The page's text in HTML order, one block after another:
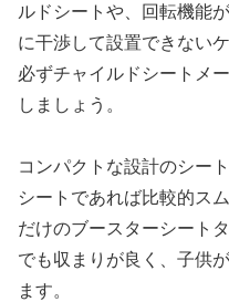
ルドシートや、回転機能
に干渉して設置できない
必ずチャイルドシートメ
しましょう。
コンパクトな設計のシー
シートであれば比較的ス
だけのブースターシート
でも収まりが良く、子供
ます。